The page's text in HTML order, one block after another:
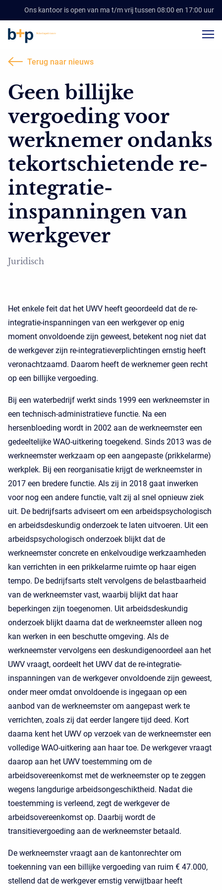
Ons kantoor is open van ma t/m vrij tussen 08:00 en 17:00 uur
Terug naar nieuws
Geen billijke
vergoeding voor
werknemer ondanks
tekortschietende re-
integratie-
inspanningen van
werkgever
Juridisch
Het enkele feit dat het UWV heeft geoordeeld dat de re-
integratie-inspanningen van een werkgever op enig
moment onvoldoende zijn geweest, betekent nog niet dat
de werkgever zijn re-integratieverplichtingen ernstig heeft
veronachtzaamd. Daarom heeft de werknemer geen recht
op een billijke vergoeding.
Bij een waterbedrijf werkt sinds 1999 een werkneemster in
een technisch-administratieve functie. Na een
hersenbloeding wordt in 2002 aan de werkneemster een
gedeeltelijke WAO-uitkering toegekend. Sinds 2013 was de
werkneemster werkzaam op een aangepaste (prikkelarme)
werkplek. Bij een reorganisatie krijgt de werkneemster in
2017 een bredere functie. Als zij in 2018 gaat inwerken
voor nog een andere functie, valt zij al snel opnieuw ziek
uit. De bedrijfsarts adviseert om een arbeidspsychologisch
en arbeidsdeskundig onderzoek te laten uitvoeren. Uit een
arbeidspsychologisch onderzoek blijkt dat de
werkneemster concrete en enkelvoudige werkzaamheden
kan verrichten in een prikkelarme ruimte op haar eigen
tempo. De bedrijfsarts stelt vervolgens de belastbaarheid
van de werkneemster vast, waarbij blijkt dat haar
beperkingen zijn toegenomen. Uit arbeidsdeskundig
onderzoek blijkt daarna dat de werkneemster alleen nog
kan werken in een beschutte omgeving. Als de
werkneemster vervolgens een deskundigenoordeel aan het
UWV vraagt, oordeelt het UWV dat de re-integratie-
inspanningen van de werkgever onvoldoende zijn geweest,
onder meer omdat onvoldoende is ingegaan op een
aanbod van de werkneemster om aangepast werk te
verrichten, zoals zij dat eerder langere tijd deed. Kort
daarna kent het UWV op verzoek van de werkneemster een
volledige WAO-uitkering aan haar toe. De werkgever vraagt
daarop aan het UWV toestemming om de
arbeidsovereenkomst met de werkneemster op te zeggen
wegens langdurige arbeidsongeschiktheid. Nadat die
toestemming is verleend, zegt de werkgever de
arbeidsovereenkomst op. Daarbij wordt de
transitievergoeding aan de werkneemster betaald.
De werkneemster vraagt aan de kantonrechter om
toekenning van een billijke vergoeding van ruim € 47.000,
stellend dat de werkgever ernstig verwijtbaar heeft